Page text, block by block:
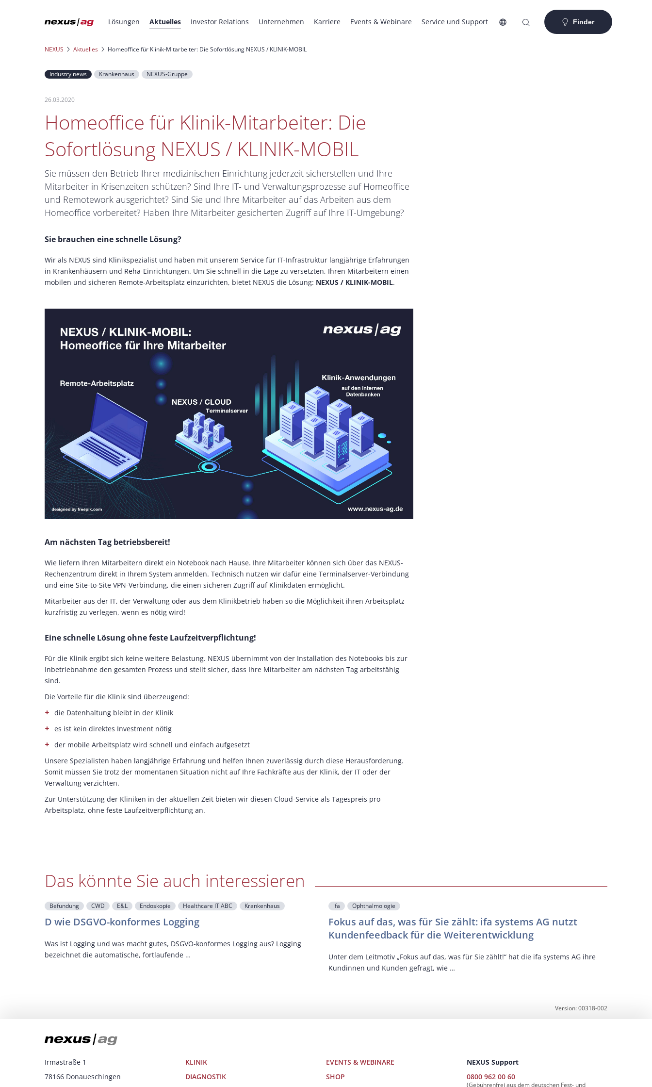
Lösungen Aktuelles Investor Relations Unternehmen Karriere Events & Webinare Service und Support Finder
NEXUS Aktuelles Homeoffice für Klinik-Mitarbeiter: Die Sofortlösung NEXUS / KLINIK-MOBIL
Industry news Krankenhaus NEXUS-Gruppe
26.03.2020
Homeoffice für Klinik-Mitarbeiter: Die
Sofortlösung NEXUS / KLINIK-MOBIL
Sie müssen den Betrieb Ihrer medizinischen Einrichtung jederzeit sicherstellen und Ihre
Mitarbeiter in Krisenzeiten schützen? Sind Ihre IT- und Verwaltungsprozesse auf Homeoffice
und Remotework ausgerichtet? Sind Sie und Ihre Mitarbeiter auf das Arbeiten aus dem
Homeoffice vorbereitet? Haben Ihre Mitarbeiter gesicherten Zugriff auf Ihre IT-Umgebung?
Sie brauchen eine schnelle Lösung?
Wir als NEXUS sind Klinikspezialist und haben mit unserem Service für IT-Infrastruktur langjährige Erfahrungen
in Krankenhäusern und Reha-Einrichtungen. Um Sie schnell in die Lage zu versetzten, Ihren Mitarbeitern einen
mobilen und sicheren Remote-Arbeitsplatz einzurichten, bietet NEXUS die Lösung: NEXUS / KLINIK-MOBIL.
Am nächsten Tag betriebsbereit!
Wie liefern Ihren Mitarbeitern direkt ein Notebook nach Hause. Ihre Mitarbeiter können sich über das NEXUS-
Rechenzentrum direkt in Ihrem System anmelden. Technisch nutzen wir dafür eine Terminalserver-Verbindung
und eine Site-to-Site VPN-Verbindung, die einen sicheren Zugriff auf Klinikdaten ermöglicht.
Mitarbeiter aus der IT, der Verwaltung oder aus dem Klinikbetrieb haben so die Möglichkeit ihren Arbeitsplatz
kurzfristig zu verlegen, wenn es nötig wird!
Eine schnelle Lösung ohne feste Laufzeitverpflichtung!
Für die Klinik ergibt sich keine weitere Belastung. NEXUS übernimmt von der Installation des Notebooks bis zur
Inbetriebnahme den gesamten Prozess und stellt sicher, dass Ihre Mitarbeiter am nächsten Tag arbeitsfähig
sind.
Die Vorteile für die Klinik sind überzeugend:
die Datenhaltung bleibt in der Klinik
es ist kein direktes Investment nötig
der mobile Arbeitsplatz wird schnell und einfach aufgesetzt
Unsere Spezialisten haben langjährige Erfahrung und helfen Ihnen zuverlässig durch diese Herausforderung.
Somit müssen Sie trotz der momentanen Situation nicht auf Ihre Fachkräfte aus der Klinik, der IT oder der
Verwaltung verzichten.
Zur Unterstützung der Kliniken in der aktuellen Zeit bieten wir diesen Cloud-Service als Tagespreis pro
Arbeitsplatz, ohne feste Laufzeitverpflichtung an.
Das könnte Sie auch interessieren
Befundung CWD E&L Endoskopie Healthcare IT ABC Krankenhaus
D wie DSGVO-konformes Logging
Was ist Logging und was macht gutes, DSGVO-konformes Logging aus? Logging
bezeichnet die automatische, fortlaufende …
ifa Ophthalmologie
Fokus auf das, was für Sie zählt: ifa systems AG nutzt
Kundenfeedback für die Weiterentwicklung
Unter dem Leitmotiv „Fokus auf das, was für Sie zählt!“ hat die ifa systems AG ihre
Kundinnen und Kunden gefragt, wie …
Version: 00318-002
Irmastraße 1
78166 Donaueschingen
KLINIK
DIAGNOSTIK
EVENTS & WEBINARE
SHOP
NEXUS Support
0800 962 00 60
(Gebührenfrei aus dem deutschen Fest- und